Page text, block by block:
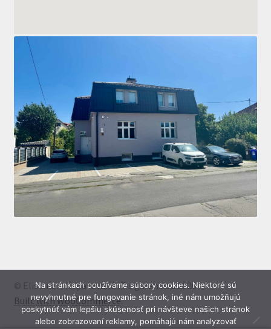
© Elis s.r.o. - Repasované IT s garanciou 2026
Built with WooCommerce.
Na stránkach používame súbory cookies. Niektoré sú
nevyhnutné pre fungovanie stránok, iné nám umožňujú
poskytnúť vám lepšiu skúsenosť pri návšteve našich stránok
alebo zobrazovaní reklamy, pomáhajú nám analyzovať